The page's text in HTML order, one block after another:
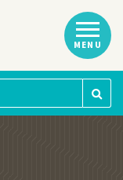
MENU